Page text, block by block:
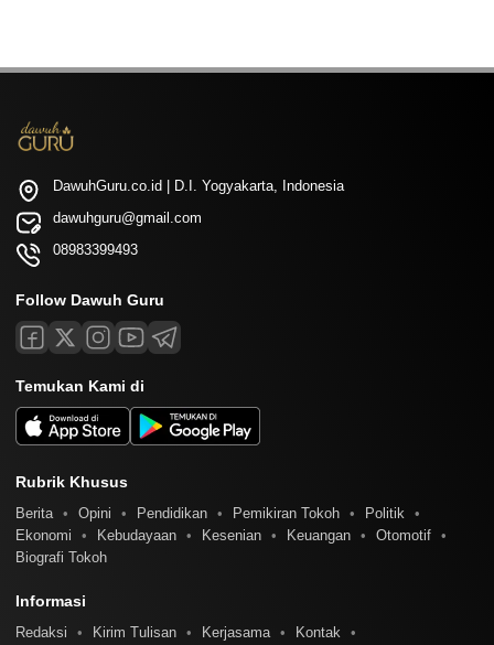
DawuhGuru.co.id | D.I. Yogyakarta, Indonesia
dawuhguru@gmail.com
08983399493
Follow Dawuh Guru
Temukan Kami di
Rubrik Khusus
Berita Opini Pendidikan Pemikiran Tokoh
Politik
Ekonomi
Kebudayaan Kesenian Keuangan
Otomotif
Biografi Tokoh
Informasi
Redaksi Kirim Tulisan Kerjasama
Kontak